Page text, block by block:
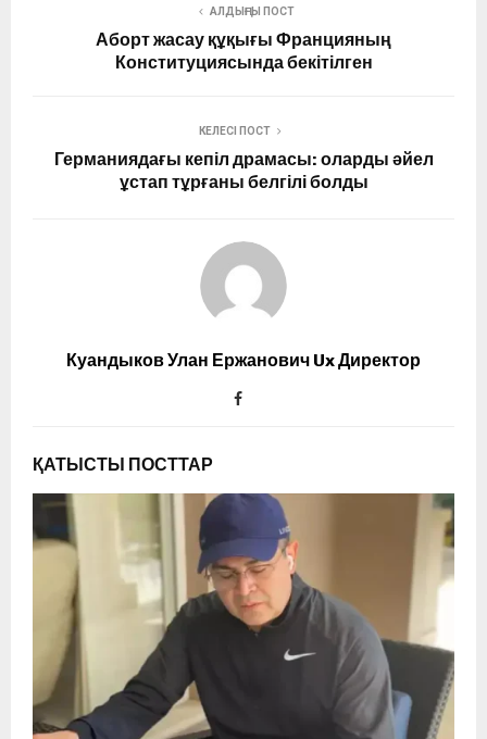
АЛДЫҢҒЫ ПОСТ
Аборт жасау құқығы Францияның
Конституциясында бекітілген
КЕЛЕСІ ПОСТ
Германиядағы кепіл драмасы: оларды әйел
ұстап тұрғаны белгілі болды
Куандыков Улан Ержанович Ux Директор
ҚАТЫСТЫ ПОСТТАР